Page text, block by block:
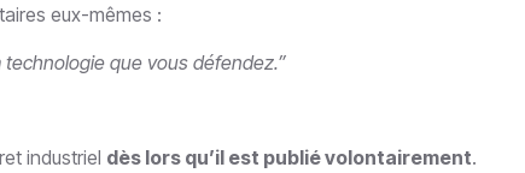
eux-mêmes :
que vous défendez.”
industriel dès lors qu’il est publié volontairement.